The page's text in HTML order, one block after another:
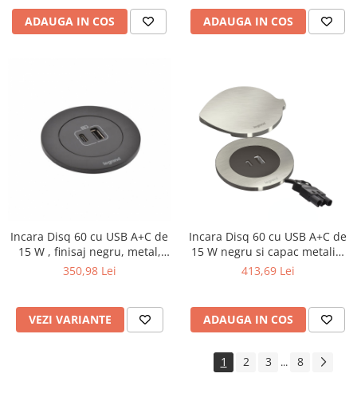
ADAUGA IN COS ADAUGA IN COS
Incara Disq 60 cu USB A+C de
15 W , finisaj negru, metal,
alb, cablu de 0,5 m + conector
350,98 Lei
VEZI VARIANTE
Incara Disq 60 cu USB A+C de
15 W negru si capac metalic,
cablu de 0,5 m + conector
413,69 Lei
ADAUGA IN COS
1 2 3 ... 8